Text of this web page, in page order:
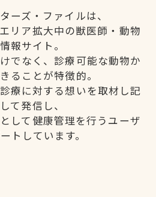
ーズ・ファイルは、
リア拡大中の獣医師・動物
報サイト。
でなく、診療可能な動物か
ることが特徴的。
療に対する想いを取材し記
て発信し、
して健康管理を行うユーザ
トしています。